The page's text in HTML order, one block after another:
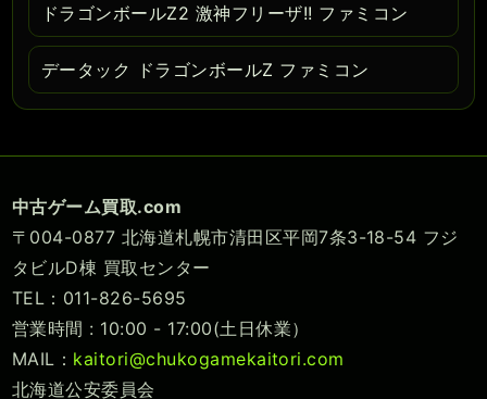
ドラゴンボールZ2 激神フリーザ!! ファミコン
データック ドラゴンボールZ ファミコン
中古ゲーム買取.com
〒004-0877 北海道札幌市清田区平岡7条3-18-54 フジ
タビルD棟 買取センター
TEL：011-826-5695
営業時間 : 10:00 - 17:00(土日休業）
MAIL： kaitori@chukogamekaitori.com
北海道公安委員会